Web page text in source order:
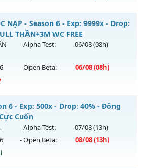
Trong Shop
LÀ NGHIỀN
- Mở máy chủChâu Âu
NẠP - Season 6 - Exp: 9999x - Drop:
THẦN+3M WC FREE
- Alpha Test: 06/08(08h)
- Open Beta: 06/08(08h)
- TẶNG SET 400 FULL THẦN+3M
- Mở máy chủ
BOSS 24/7 SĂN
ngày 06/08/2626
6 - Exp: 500x - Drop: 40% - Đông
Cuốn
- Alpha Test: 07/08(13h)
- Open Beta: 08/08(13h)